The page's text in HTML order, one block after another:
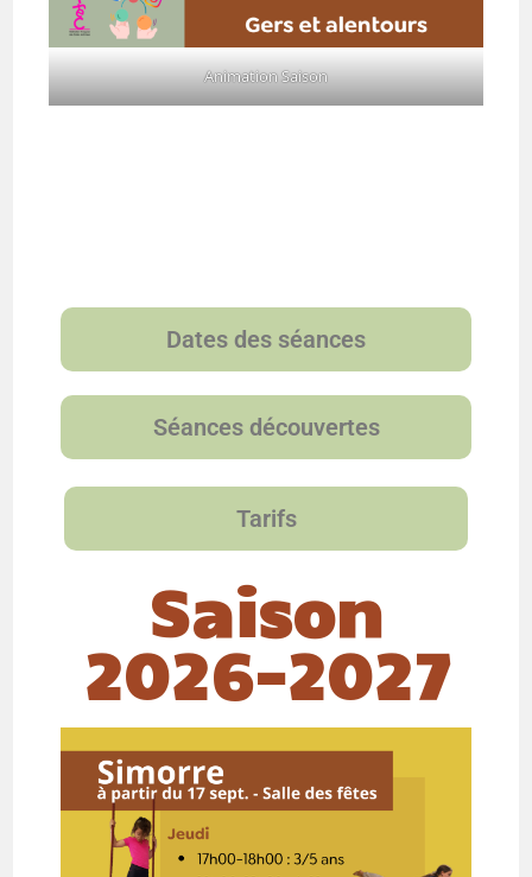
Animation Saison
Dates des séances
Séances découvertes
Tarifs
Saison
2026-2027